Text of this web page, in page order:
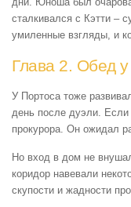
сталкивался с Кэтти –
умиленные взгляды, и
Глава 2. Обед
У Портоса тоже
день после дуэли.
прокурора. Он ожидал
Но вход в дом не
коридор навевали
скупости и жадности